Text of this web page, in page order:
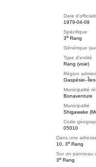
Date
1979-04-09
Spécifique
3e Rang
Générique
Type d'entité
Rang (voie)
Région
Municipalité
Bonaventure
Municipalité
Shigawake
Code
05010
Dans une
10, 3e Rang
Sur un panneau
3e Rang